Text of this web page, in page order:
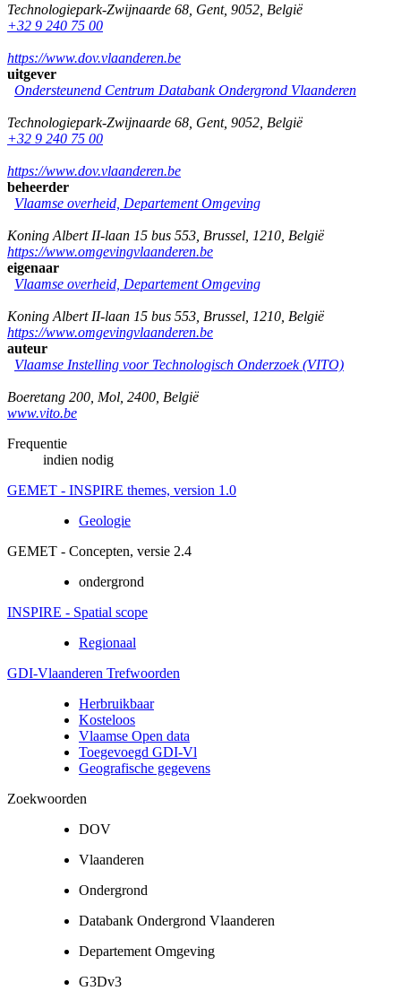
Technologiepark-Zwijnaarde 68 Gent, 9052 België
+32 9 240 75 00
https://www.dov.vlaanderen.be
uitgever
Ondersteunend Centrum Databank Ondergrond Vlaanderen
Technologiepark-Zwijnaarde 68 Gent, 9052 België
+32 9 240 75 00
https://www.dov.vlaanderen.be
beheerder
Vlaamse overheid, Departement Omgeving
Koning Albert II-laan 15 bus 553 Brussel 1210 België
https://www.omgevingvlaanderen.be
eigenaar
Vlaamse overheid, Departement Omgeving
Koning Albert II-laan 15 bus 553 Brussel 1210 België
https://www.omgevingvlaanderen.be
auteur
Vlaamse Instelling voor Technologisch Onderzoek (VITO)
Boeretang 200 Mol 2400 België
www.vito.be
Frequentie
indien nodig
GEMET - INSPIRE themes, version 1.0
Geologie
GEMET - Concepten, versie 2.4
ondergrond
INSPIRE - Spatial scope
Regionaal
GDI-Vlaanderen Trefwoorden
Herbruikbaar
Kosteloos
Vlaamse Open data
Toegevoegd GDI-Vl
Geografische gegevens
Zoekwoorden
DOV
Vlaanderen
Ondergrond
Databank Ondergrond Vlaanderen
Departement Omgeving
G3Dv3